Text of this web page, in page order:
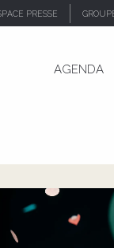
PRESSE
AGENDA